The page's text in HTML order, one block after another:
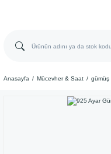
Anasayfa Mücevher & Saat gümüş